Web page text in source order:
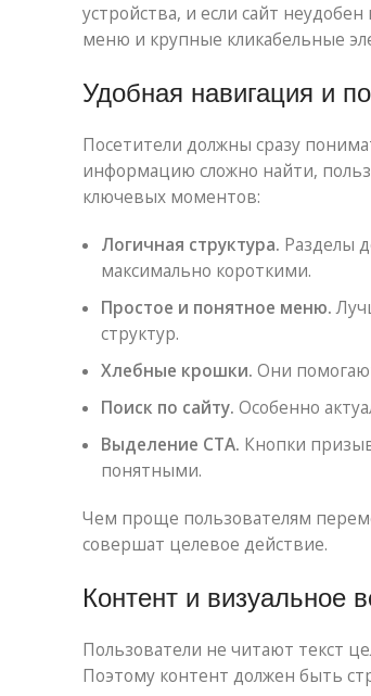
устройства, и если сайт
меню и крупные кликабельные
Удобная навигация и
Посетители должны сразу
информацию сложно найти,
ключевых моментов:
Логичная структура. Разделы
максимально короткими.
Простое и понятное меню.
структур.
Хлебные крошки. Они
Поиск по сайту. Особенно
Выделение CTA. Кнопки
понятными.
Чем проще пользователям
совершат целевое действие.
Контент и визуальное
Пользователи не читают текст
Поэтому контент должен быть